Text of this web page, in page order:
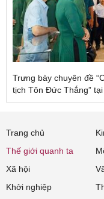
Trưng bày chuyên đề
tịch Tôn Đức Thắng”
Trang chủ
Thế giới quanh ta
Xã hội
Khởi nghiệp